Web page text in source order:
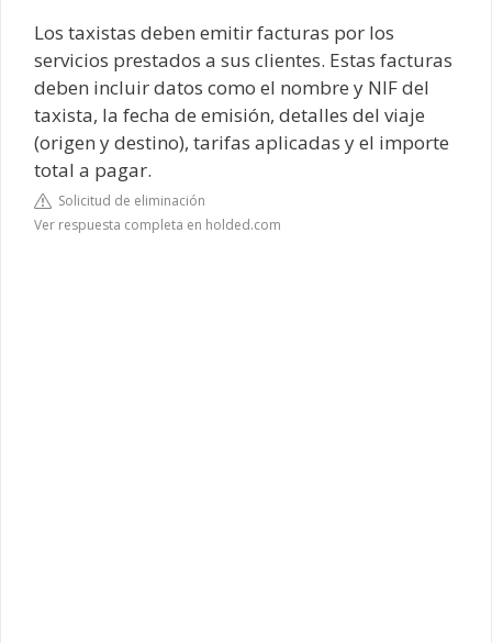
Los taxistas deben emitir facturas por los
servicios prestados a sus clientes. Estas facturas
deben incluir datos como el nombre y NIF del
taxista, la fecha de emisión, detalles del viaje
(origen y destino), tarifas aplicadas y el importe
total a pagar.
Solicitud de eliminación
Ver respuesta completa en holded.com